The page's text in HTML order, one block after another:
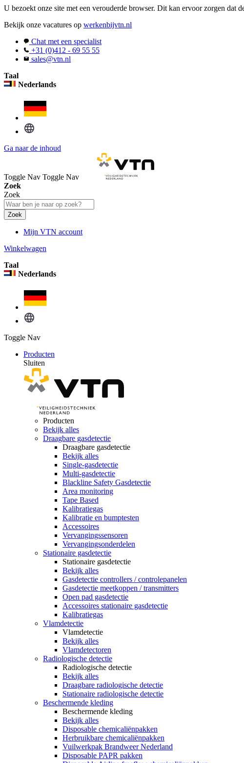
U bezoekt onze site met een verouderde browser. Dit kan ervoor zorgen dat
Bekijk onze vacatures op werkenbijvtn.nl
Chat met een specialist
+31 (0)412 - 69 55 55
sales@vtn.nl
Taal
Nederlands
Ga naar de inhoud
Toggle Nav Toggle Nav
Zoek
Zoek
Zoek
Mijn VTN account
Winkelwagen
Taal
Nederlands
Toggle Nav
Producten
Sluiten
Producten
Bekijk alles
Draagbare gasdetectie
Draagbare gasdetectie
Bekijk alles
Single-gasdetectie
Multi-gasdetectie
Blackline Safety Gasdetectie
Area monitoring
Tape Based
Kalibratiegas
Kalibratie en bumptesten
Accessoires
Vervangingssensoren
Vervangingsonderdelen
Stationaire gasdetectie
Stationaire gasdetectie
Bekijk alles
Gasdetectie controllers / controlepanelen
Gasdetectie meetkoppen / transmitters
Open pad gasdetectie
Accessoires stationaire gasdetectie
Kalibratiegas
Vlamdetectie
Vlamdetectie
Bekijk alles
Vlamdetectoren
Radiologische detectie
Radiologische detectie
Bekijk alles
Draagbare radiologische detectie
Stationaire radiologische detectie
Beschermende kleding
Beschermende kleding
Bekijk alles
Disposable chemicaliënpakken
Herbruikbare chemicaliënpakken
Vuilwerkpak Brandweer Nederland
Disposable PAPR pakken